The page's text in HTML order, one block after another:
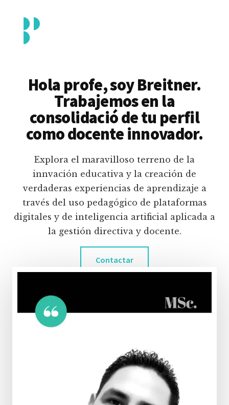
contenido
principal
menu
Piedrahita
docente
pedagógico
educativas
digitales
inteligencia
artificial.
Hola profe, soy Breitner.
Trabajemos en la
consolidació de tu perfil
como docente innovador.
Explora el maravilloso terreno de la
innvación educativa y la creación de
verdaderas experiencias de aprendizaje a
través del uso pedagógico de plataformas
digitales y de inteligencia artificial aplicada a
la gestión directiva y docente.
Contactar